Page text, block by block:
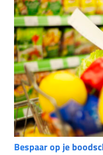
Bespaar op je